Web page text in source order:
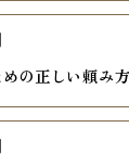
の正しい頼み方